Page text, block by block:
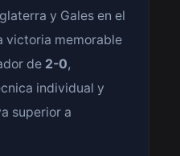
y Gales en el
victoria memorable
de 2-0,
individual y
superior a